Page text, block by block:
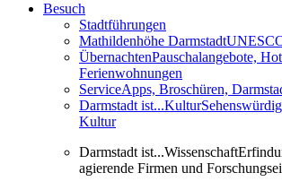
Besuch
Stadtführungen
Mathildenhöhe Darmstadt
ÜbernachtenPauschalangebote,
Ferienwohnungen
ServiceApps, Broschüren,
Darmstadt ist...Kultur
Kultur
Darmstadt ist...Wissenschaft
agierende Firmen und